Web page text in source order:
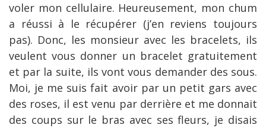
voler mon cellulaire. Heureusement, mon chum
a réussi à le récupérer (j’en reviens toujours
pas). Donc, les monsieur avec les bracelets, ils
veulent vous donner un bracelet gratuitement
et par la suite, ils vont vous demander des sous.
Moi, je me suis fait avoir par un petit gars avec
des roses, il est venu par derrière et me donnait
des coups sur le bras avec ses fleurs, je disais